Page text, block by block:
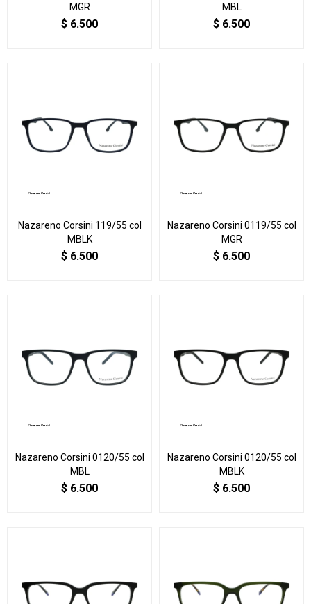
MGR
$ 6.500
MBL
$ 6.500
Nazareno Corsini 119/55 col
MBLK
$ 6.500
Nazareno Corsini 0119/55 col
MGR
$ 6.500
Nazareno Corsini 0120/55 col
MBL
$ 6.500
Nazareno Corsini 0120/55 col
MBLK
$ 6.500